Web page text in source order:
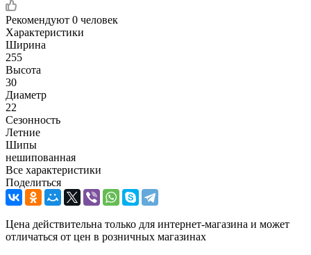
Рекомендуют 0 человек
Характеристики
Ширина
255
Высота
30
Диаметр
22
Сезонность
Летние
Шипы
нешипованная
Все характеристики
Поделиться
Цена действительна только для интернет-магазина и может
отличаться от цен в розничных магазинах